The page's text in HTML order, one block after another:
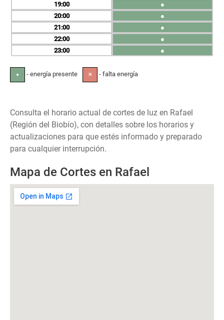
19
20
21
22
23
●
●
●
●
●
● - energía presente ✕ - falta energía
Consulta el horario actual de cortes de luz en Rafael
(Región del Biobío), con detalles sobre los horarios y
actualizaciones para que estés informado y preparado
para cualquier interrupción.
Mapa de Cortes en Rafael